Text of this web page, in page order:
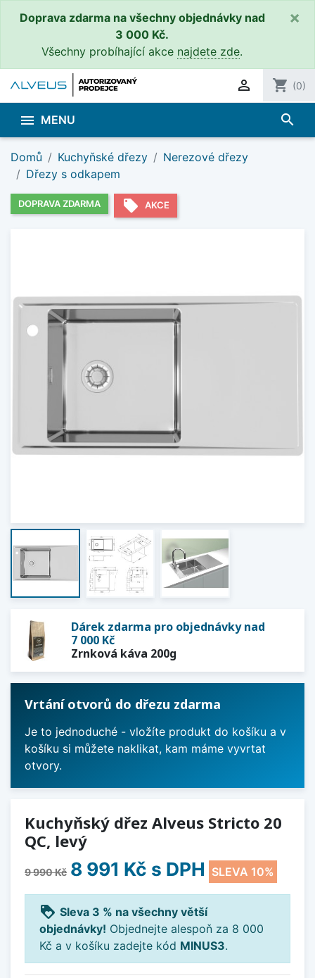
Doprava zdarma na všechny objednávky nad
3 000 Kč.
Všechny probíhající akce najdete zde.
×
 shopping_cart (0)
 MENU search
Domů Kuchyňské dřezy
Nerezové dřezy
Dřezy s odkapem
DOPRAVA ZDARMA local_offer AKCE
Dárek zdarma pro objednávky nad
7 000 Kč
Zrnková káva 200g
Vrtání otvorů do dřezu zdarma
Je to jednoduché - vložíte produkt do košíku a v
košíku si můžete naklikat, kam máme vyvrtat
otvory.
Kuchyňský dřez Alveus Stricto 20
QC, levý
9 990 Kč 8 991 Kč s DPH SLEVA 10%
loyalty Sleva 3 % na všechny větší
objednávky! Objednejte alespoň za 8 000
Kč a v košíku zadejte kód MINUS3.